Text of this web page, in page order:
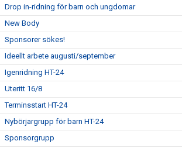
Drop in-ridning för barn och ungdomar
New Body
Sponsorer sökes!
Ideellt arbete augusti/september
Igenridning HT-24
Uteritt 16/8
Terminsstart HT-24
Nybörjargrupp för barn HT-24
Sponsorgrupp